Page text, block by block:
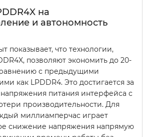
на
и автономность
показывает, что технологии,
позволяют экономить до 20-
с предыдущими
как LPDDR4. Это достигается за
питания интерфейса с
производительности. Для
миллиамперчас играет
снижение напряжения напрямую